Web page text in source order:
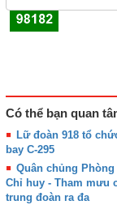
Có thể bạn quan
Lữ đoàn 918 tổ
bay C-295
Quân chủng
Chỉ huy - Tham mưu
trung đoàn ra đa